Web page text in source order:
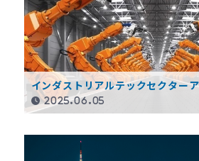
インダストリアルテックセクター
（2024年4Q）
2025.06.05